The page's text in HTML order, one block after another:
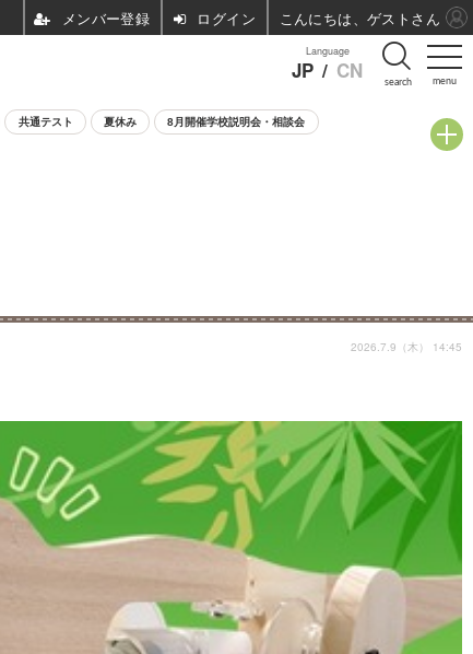
menu
Language
JP / CN search
共通テスト 夏休み 8月開催学校説明会・相談会
2026.7.9（木） 14:45
ログイン こんにちは、ゲストさん